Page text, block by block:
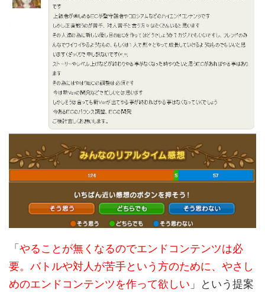
「 やることが無くなるのでエンドコンテンツは必
要。バトルや対人が苦手という方のために、やさし
めのエンドコンテンツを作って欲しい 」という提案